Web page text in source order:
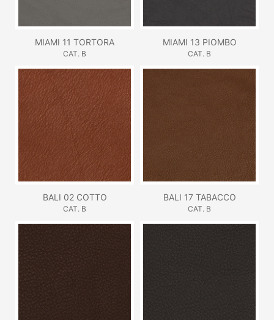
MIAMI 11 TORTORA
CAT. B
MIAMI 13 PIOMBO
CAT. B
BALI 02 COTTO
CAT. B
BALI 17 TABACCO
CAT. B